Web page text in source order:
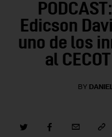
Contact Us
Edicson
uno de los
al
BY